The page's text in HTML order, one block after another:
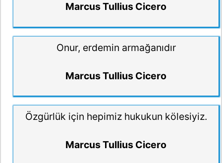
Marcus Tullius Cicero
Onur, erdemin armağanıdır
Marcus Tullius Cicero
Özgürlük için hepimiz hukukun kölesiyiz.
Marcus Tullius Cicero